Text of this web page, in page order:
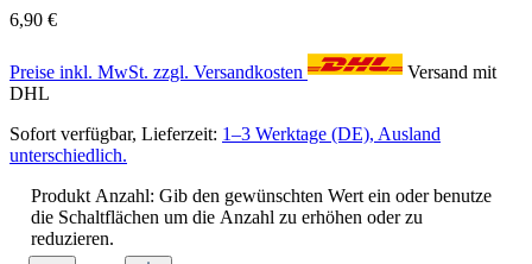
6,90 €
Preise inkl. MwSt. zzgl. Versandkosten
Versand mit
DHL
Sofort verfügbar, Lieferzeit: 1–3 Werktage (DE), Ausland
unterschiedlich.
Produkt Anzahl: Gib den gewünschten Wert ein oder benutze
die Schaltflächen um die Anzahl zu erhöhen oder zu
reduzieren.